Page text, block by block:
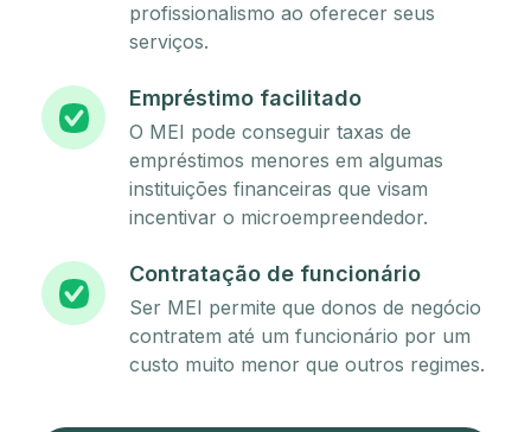
profissionalismo ao oferecer seus
serviços.
Empréstimo facilitado
O MEI pode conseguir taxas de
empréstimos menores em algumas
instituições financeiras que visam
incentivar o microempreendedor.
Contratação de funcionário
Ser MEI permite que donos de negócio
contratem até um funcionário por um
custo muito menor que outros regimes.